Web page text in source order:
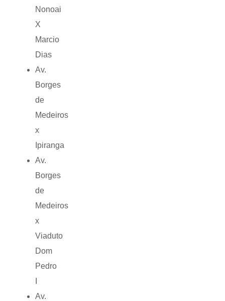
Nonoai
X
Marcio
Dias
Av.
Borges
de
Medeiros
x
Ipiranga
Av.
Borges
de
Medeiros
x
Viaduto
Dom
Pedro
Av.